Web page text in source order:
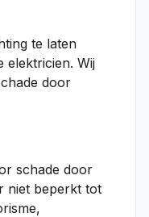
te laten
elektricien. Wij
door
schade door
niet beperkt tot